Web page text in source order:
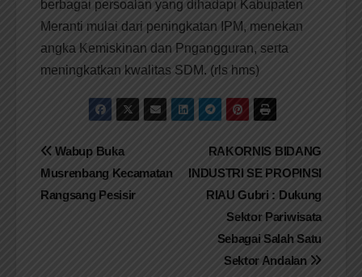
berbagai persoalan yang dihadapi Kabupaten
Meranti mulai dari peningkatan IPM, menekan
angka Kemiskinan dan Pngangguran, serta
meningkatkan kwalitas SDM. (rls hms)
Navigasi
pos
RAKORNIS BIDANG
INDUSTRI SE PROPINSI
RIAU Gubri : Dukung
Sektor Pariwisata
Sebagai Salah Satu
Sektor Andalan
Wabup Buka
Musrenbang Kecamatan
Rangsang Pesisir